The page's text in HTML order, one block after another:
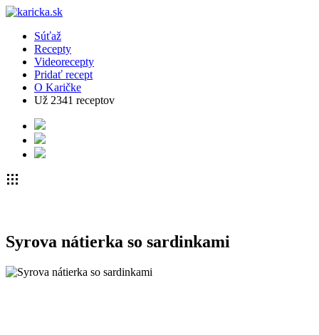
Súťaž
Recepty
Videorecepty
Pridať recept
O Karičke
Už 2341 receptov
Syrova nátierka so sardinkami